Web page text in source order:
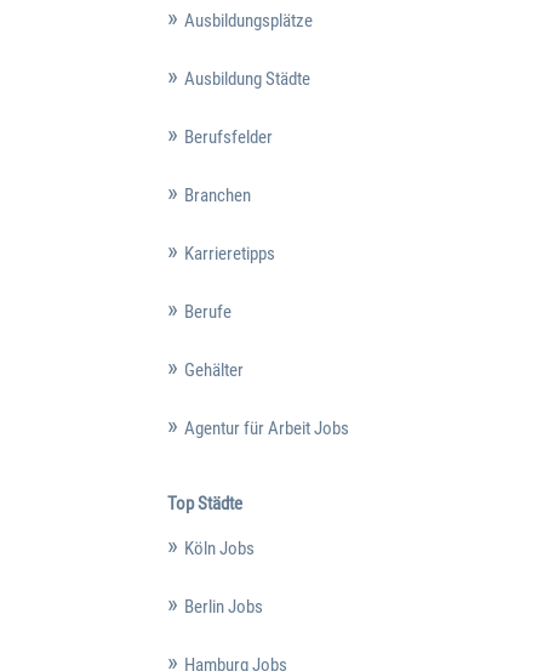
Ausbildungsplätze
Ausbildung Städte
Berufsfelder
Branchen
Karrieretipps
Berufe
Gehälter
Agentur für Arbeit Jobs
Top Städte
Köln Jobs
Berlin Jobs
Hamburg Jobs